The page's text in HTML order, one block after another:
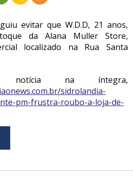
evitar que W.D.D, 21 anos,
da Alana Muller Store,
localizado na Rua Santa
na íntegra,
sidrolandia-
pm-frustra-roubo-a-loja-de-